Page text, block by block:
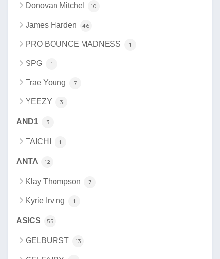
Donovan Mitchel 10
James Harden 46
PRO BOUNCE MADNESS 1
SPG 1
Trae Young 7
YEEZY 3
AND1 3
TAICHI 1
ANTA 12
Klay Thompson 7
Kyrie Irving 1
ASICS 55
GELBURST 13